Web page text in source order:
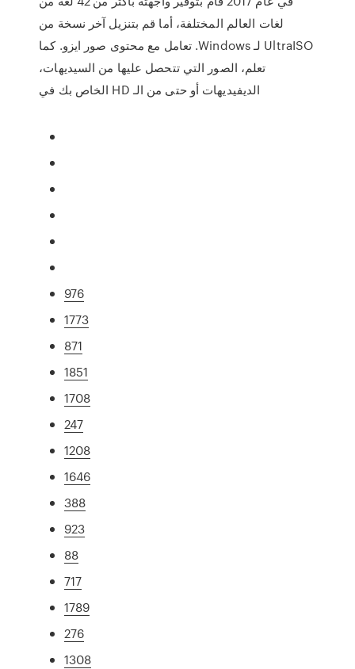
لغات العالم المختلفة، أما قم بتنزيل آخر نسخة من
UltraISO لـ Windows. تعامل مع محتوى صور ايزو. كما
تعلم، الصور التي تتحصل عليها من السيديهات،
الديفيديهات أو حتى من الـ HD الخاص بك في
976
1773
871
1851
1708
247
1208
1646
388
923
88
717
1789
276
1308